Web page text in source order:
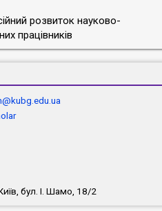
розвиток науково-
працівників
бул. І. Шамо, 18/2